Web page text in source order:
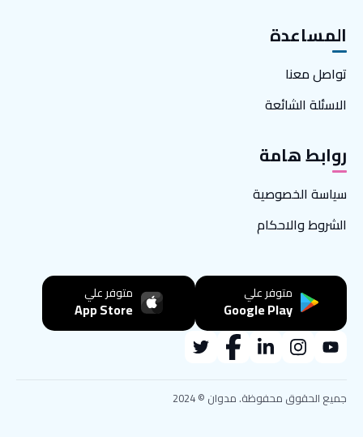
المساعدة
تواصل معنا
الاسئلة الشائعة
روابط هامة
سياسة الخصوصية
الشروط والاحكام
متوفر علي
Google Play
متوفر علي
App Store
جميع الحقوق محفوظة. مدوان © 2024